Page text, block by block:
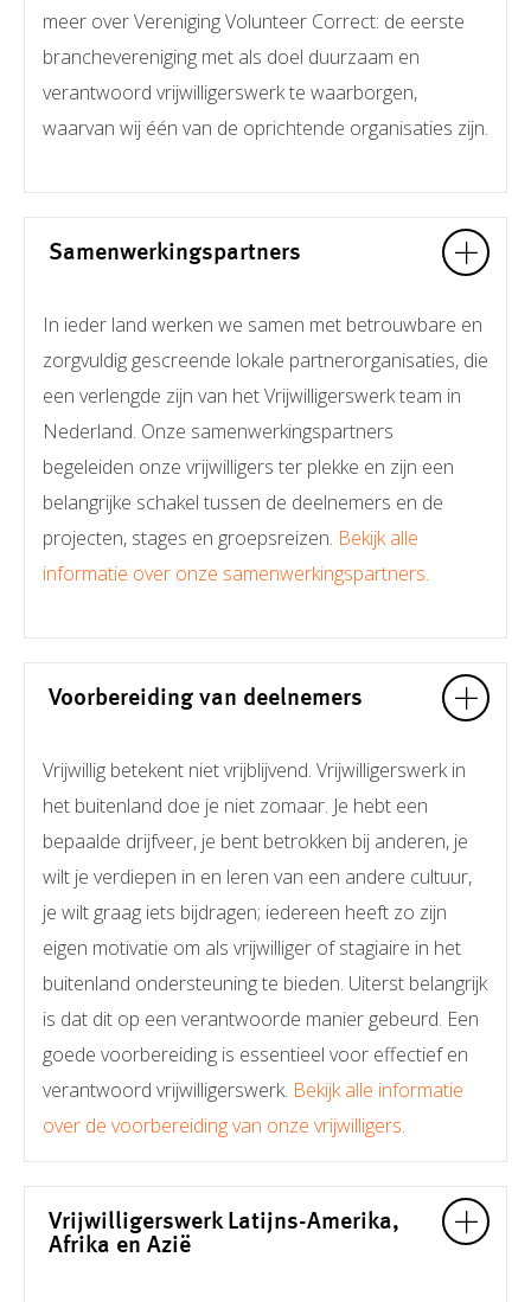
meer over Vereniging Volunteer Correct: de eerste
branchevereniging met als doel duurzaam en
verantwoord vrijwilligerswerk te waarborgen,
waarvan wij één van de oprichtende organisaties zijn.
Samenwerkingspartners
In ieder land werken we samen met betrouwbare en
zorgvuldig gescreende lokale partnerorganisaties, die
een verlengde zijn van het Vrijwilligerswerk team in
Nederland. Onze samenwerkingspartners
begeleiden onze vrijwilligers ter plekke en zijn een
belangrijke schakel tussen de deelnemers en de
projecten, stages en groepsreizen. Bekijk alle
informatie over onze samenwerkingspartners.
Voorbereiding van deelnemers
Vrijwillig betekent niet vrijblijvend. Vrijwilligerswerk in
het buitenland doe je niet zomaar. Je hebt een
bepaalde drijfveer, je bent betrokken bij anderen, je
wilt je verdiepen in en leren van een andere cultuur,
je wilt graag iets bijdragen; iedereen heeft zo zijn
eigen motivatie om als vrijwilliger of stagiaire in het
buitenland ondersteuning te bieden. Uiterst belangrijk
is dat dit op een verantwoorde manier gebeurd. Een
goede voorbereiding is essentieel voor effectief en
verantwoord vrijwilligerswerk. Bekijk alle informatie
over de voorbereiding van onze vrijwilligers.
Vrijwilligerswerk Latijns-Amerika,
Afrika en Azië